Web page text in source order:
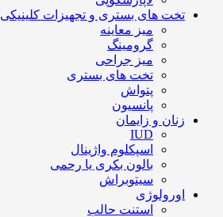
تخت های بستری و تجهیزات کلینیکی
میز معاینه
گرومینگ
میز جراحی
تخت های بستری
پتواش
پانسیون
زنان و زایمان
IUD
اسپکلوم واژینال
بالون بکری یا رحمی
سیتوبراش
اورولوژی
استنت حالب